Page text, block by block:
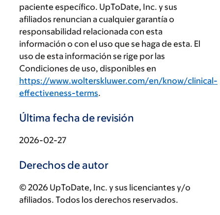
paciente específico. UpToDate, Inc. y sus
afiliados renuncian a cualquier garantía o
responsabilidad relacionada con esta
información o con el uso que se haga de esta. El
uso de esta información se rige por las
Condiciones de uso, disponibles en
https://www.wolterskluwer.com/en/know/clinical-
effectiveness-terms.
Última fecha de revisión
2026-02-27
Derechos de autor
© 2026 UpToDate, Inc. y sus licenciantes y/o
afiliados. Todos los derechos reservados.